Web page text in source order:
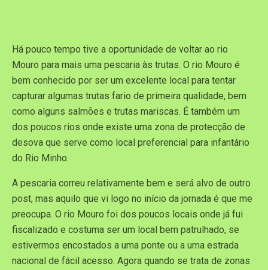
Há pouco tempo tive a oportunidade de voltar ao rio
Mouro para mais uma pescaria às trutas. O rio Mouro é
bem conhecido por ser um excelente local para tentar
capturar algumas trutas fario de primeira qualidade, bem
como alguns salmões e trutas mariscas. É também um
dos poucos rios onde existe uma zona de protecção de
desova que serve como local preferencial para infantário
do Rio Minho.
A pescaria correu relativamente bem e será alvo de outro
post, mas aquilo que vi logo no início da jornada é que me
preocupa. O rio Mouro foi dos poucos locais onde já fui
fiscalizado e costuma ser um local bem patrulhado, se
estivermos encostados a uma ponte ou a uma estrada
nacional de fácil acesso. Agora quando se trata de zonas